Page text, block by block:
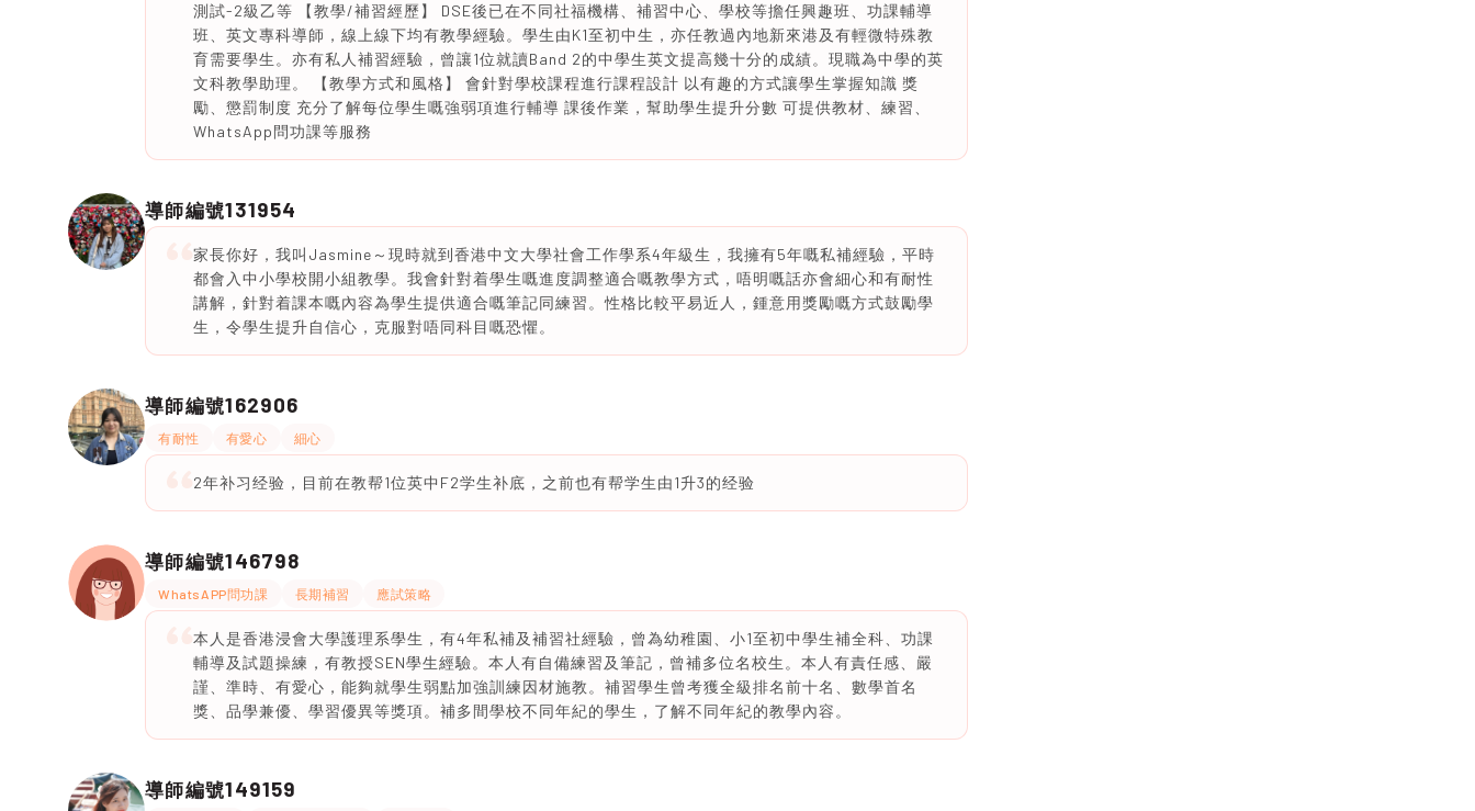
測試-2級乙等 【教學/補習經歷】 DSE後已在不同社福機構、補習中心、學校等擔任興趣班、功課輔導
班、英文專科導師，線上線下均有教學經驗。學生由K1至初中生，亦任教過內地新來港及有輕微特殊教
育需要學生。亦有私人補習經驗，曾讓1位就讀Band 2的中學生英文提高幾十分的成績。現職為中學的英
文科教學助理。 【教學方式和風格】 會針對學校課程進行課程設計 以有趣的方式讓學生掌握知識 獎
勵、懲罰制度 充分了解每位學生嘅強弱項進行輔導 課後作業，幫助學生提升分數 可提供教材、練習、
WhatsApp問功課等服務
導師編號131954
家長你好，我叫Jasmine～現時就到香港中文大學社會工作學系4年級生，我擁有5年嘅私補經驗，平時
都會入中小學校開小組教學。我會針對着學生嘅進度調整適合嘅教學方式，唔明嘅話亦會細心和有耐性
講解，針對着課本嘅內容為學生提供適合嘅筆記同練習。性格比較平易近人，鍾意用獎勵嘅方式鼓勵學
生，令學生提升自信心，克服對唔同科目嘅恐懼。
導師編號162906
有耐性 有愛心 細心
2年补习经验，目前在教帮1位英中F2学生补底，之前也有帮学生由1升3的经验
導師編號146798
WhatsAPP問功課 長期補習 應試策略
本人是香港浸會大學護理系學生，有4年私補及補習社經驗，曾為幼稚園、小1至初中學生補全科、功課
輔導及試題操練，有教授SEN學生經驗。本人有自備練習及筆記，曾補多位名校生。本人有責任感、嚴
謹、準時、有愛心，能夠就學生弱點加強訓練因材施教。補習學生曾考獲全級排名前十名、數學首名
獎、品學兼優、學習優異等獎項。補多間學校不同年紀的學生，了解不同年紀的教學內容。
導師編號149159